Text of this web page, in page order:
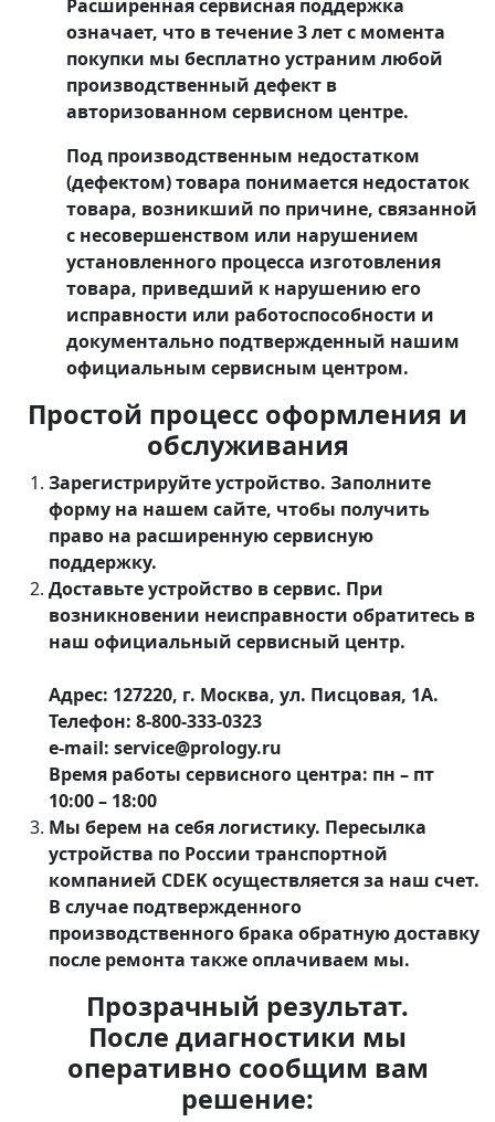
Расширенная сервисная поддержка
означает, что в течение 3 лет с момента
покупки мы бесплатно устраним любой
производственный дефект в
авторизованном сервисном центре.
Под производственным недостатком
(дефектом) товара понимается недостаток
товара, возникший по причине, связанной
с несовершенством или нарушением
установленного процесса изготовления
товара, приведший к нарушению его
исправности или работоспособности и
документально подтвержденный нашим
официальным сервисным центром.
Простой процесс оформления и
обслуживания
Зарегистрируйте устройство. Заполните
форму на нашем сайте, чтобы получить
право на расширенную сервисную
поддержку.
Доставьте устройство в сервис. При
возникновении неисправности обратитесь в
наш официальный сервисный центр.
Адрес: 127220, г. Москва, ул. Писцовая, 1А.
Телефон: 8-800-333-0323
e-mail: service@prology.ru
Время работы сервисного центра: пн – пт
10:00 – 18:00
Мы берем на себя логистику. Пересылка
устройства по России транспортной
компанией CDEK осуществляется за наш счет.
В случае подтвержденного
производственного брака обратную доставку
после ремонта также оплачиваем мы.
Прозрачный результат.
После диагностики мы
оперативно сообщим вам
решение: